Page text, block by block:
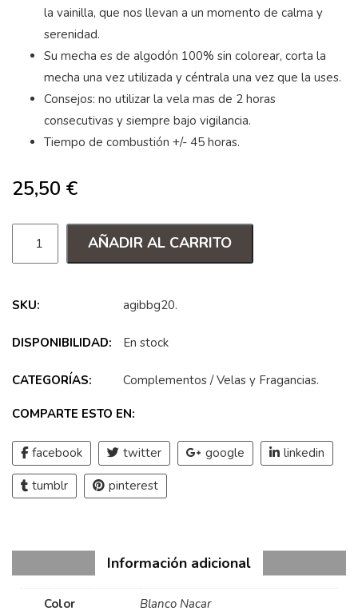
la vainilla, que nos llevan a un momento de calma y
serenidad.
Su mecha es de algodón 100% sin colorear, corta la
mecha una vez utilizada y céntrala una vez que la uses.
Consejos: no utilizar la vela mas de 2 horas
consecutivas y siempre bajo vigilancia.
Tiempo de combustión +/- 45 horas.
25,50 €
AÑADIR AL CARRITO
SKU: agibbg20.
DISPONIBILIDAD: En stock
CATEGORÍAS: Complementos /Velas y Fragancias.
COMPARTE ESTO EN:
facebook twitter google linkedin
tumblr pinterest
Información adicional
Color
Blanco Nacar